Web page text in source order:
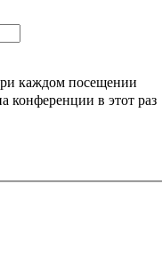
каждом посещении
конференции в этот раз